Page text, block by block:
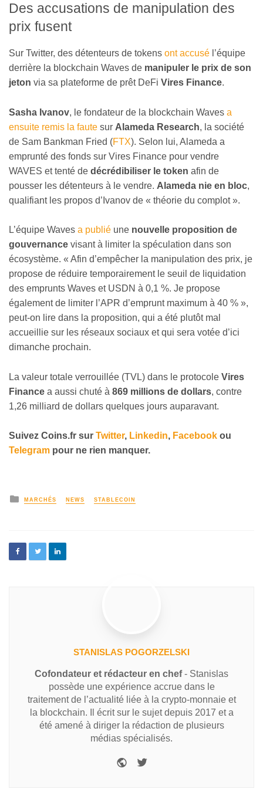
Des accusations de manipulation des
prix fusent
Sur Twitter, des détenteurs de tokens ont accusé l’équipe
derrière la blockchain Waves de manipuler le prix de son
jeton via sa plateforme de prêt DeFi Vires Finance.
Sasha Ivanov, le fondateur de la blockchain Waves a
ensuite remis la faute sur Alameda Research, la société
de Sam Bankman Fried (FTX). Selon lui, Alameda a
emprunté des fonds sur Vires Finance pour vendre
WAVES et tenté de décrédibiliser le token afin de
pousser les détenteurs à le vendre. Alameda nie en bloc,
qualifiant les propos d’Ivanov de « théorie du complot ».
L’équipe Waves a publié une nouvelle proposition de
gouvernance visant à limiter la spéculation dans son
écosystème. « Afin d’empêcher la manipulation des prix, je
propose de réduire temporairement le seuil de liquidation
des emprunts Waves et USDN à 0,1 %. Je propose
également de limiter l’APR d’emprunt maximum à 40 % »,
peut-on lire dans la proposition, qui a été plutôt mal
accueillie sur les réseaux sociaux et qui sera votée d’ici
dimanche prochain.
La valeur totale verrouillée (TVL) dans le protocole Vires
Finance a aussi chuté à 869 millions de dollars, contre
1,26 milliard de dollars quelques jours auparavant.
Suivez Coins.fr sur Twitter, Linkedin, Facebook ou
Telegram pour ne rien manquer.
MARCHÉS NEWS STABLECOIN
STANISLAS POGORZELSKI
Cofondateur et rédacteur en chef- Stanislas
possède une expérience accrue dans le
traitement de l’actualité liée à la crypto-monnaie et
la blockchain. Il écrit sur le sujet depuis 2017 et a
été amené à diriger la rédaction de plusieurs
médias spécialisés.